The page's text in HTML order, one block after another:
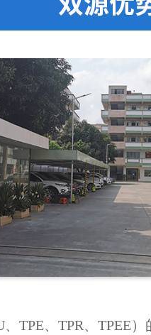
研发人员，在TPU耐